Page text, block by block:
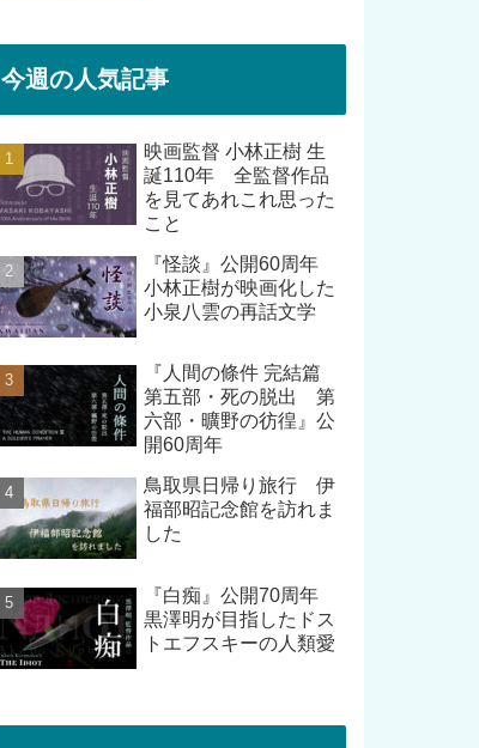
今週の人気記事
映画監督 小林正樹 生
誕110年 全監督作品
を見てあれこれ思った
こと
『怪談』公開60周年
小林正樹が映画化した
小泉八雲の再話文学
『人間の條件 完結篇
第五部・死の脱出 第
六部・曠野の彷徨』公
開60周年
鳥取県日帰り旅行 伊
福部昭記念館を訪れま
した
『白痴』公開70周年
黒澤明が目指したドス
トエフスキーの人類愛